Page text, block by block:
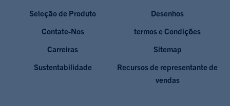
Seleção de Produto
Desenhos
Contate-Nos
termos e Condições
Carreiras
Sitemap
Sustentabilidade
Recursos de representante de
vendas